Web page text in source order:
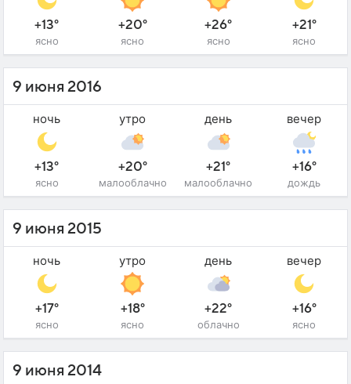
+13°
ясно
+20°
ясно
+26°
ясно
+21°
ясно
9 июня 2016
ночь
+13°
ясно
утро
+20°
малооблачно
день
+21°
малооблачно
вечер
+16°
дождь
9 июня 2015
ночь
+17°
ясно
утро
+18°
ясно
день
+22°
облачно
вечер
+16°
ясно
9 июня 2014